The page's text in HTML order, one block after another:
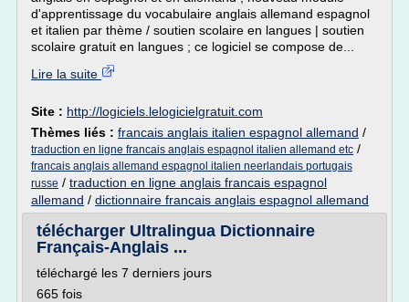
d'apprentissage du vocabulaire anglais allemand espagnol
et italien par thème / soutien scolaire en langues | soutien
scolaire gratuit en langues ; ce logiciel se compose de...
Lire la suite
Site : http://logiciels.lelogicielgratuit.com
Thèmes liés : francais anglais italien espagnol allemand /
traduction en ligne francais anglais espagnol italien allemand etc /
francais anglais allemand espagnol italien neerlandais portugais
russe / traduction en ligne anglais francais espagnol
allemand / dictionnaire francais anglais espagnol allemand
télécharger Ultralingua Dictionnaire
Français-Anglais ...
téléchargé les 7 derniers jours
665 fois